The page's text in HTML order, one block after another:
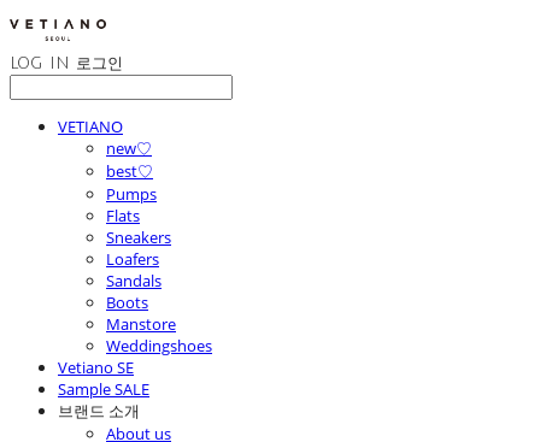
LOG IN 로그인
VETIANO
new♡
best♡
Pumps
Flats
Sneakers
Loafers
Sandals
Boots
Manstore
Weddingshoes
Vetiano SE
Sample SALE
브랜드 소개
About us